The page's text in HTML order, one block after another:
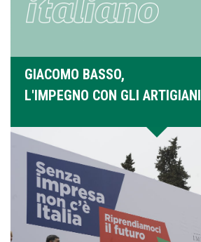
GIACOMO BASSO,
L'IMPEGNO CON GLI ARTIGIANI